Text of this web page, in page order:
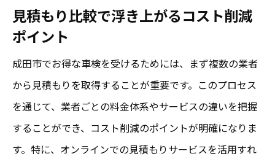
見積もり比較で浮き上がるコスト削減
ポイント
成田市でお得な車検を受けるためには、まず複数の業者
から見積もりを取得することが重要です。このプロセス
を通じて、業者ごとの料金体系やサービスの違いを把握
することができ、コスト削減のポイントが明確になりま
す。特に、オンラインでの見積もりサービスを活用すれ